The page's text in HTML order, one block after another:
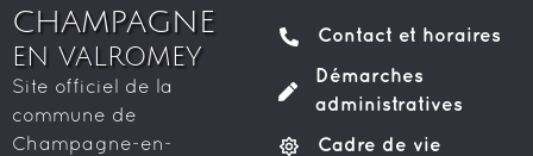
CHAMPAGNE
EN VALROMEY
Site officiel de la
commune de
Champagne-en-
Contact et horaires
Démarches
administratives
Cadre de vie